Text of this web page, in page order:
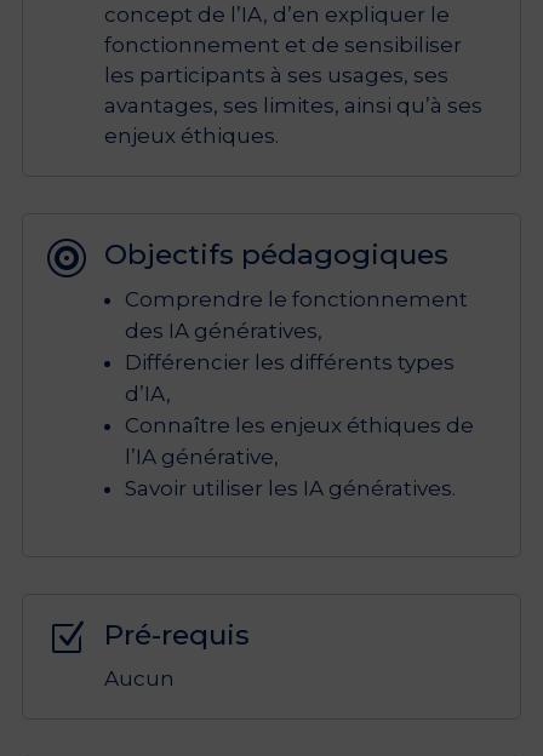
concept de l’IA, d’en expliquer le
fonctionnement et de sensibiliser
les participants à ses usages, ses
avantages, ses limites, ainsi qu’à ses
enjeux éthiques.
 Objectifs pédagogiques
Comprendre le fonctionnement
des IA génératives,
Différencier les différents types
d’IA,
Connaître les enjeux éthiques de
l’IA générative,
Savoir utiliser les IA génératives.
Z Pré-requis
Aucun